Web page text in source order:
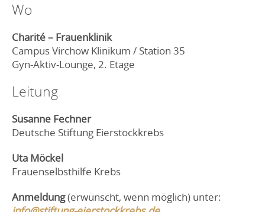
Wo
Charité – Frauenklinik
Campus Virchow Klinikum / Station 35
Gyn-Aktiv-Lounge, 2. Etage
Leitung
Susanne Fechner
Deutsche Stiftung Eierstockkrebs
Uta Möckel
Frauenselbsthilfe Krebs
Anmeldung(erwünscht, wenn möglich) unter: